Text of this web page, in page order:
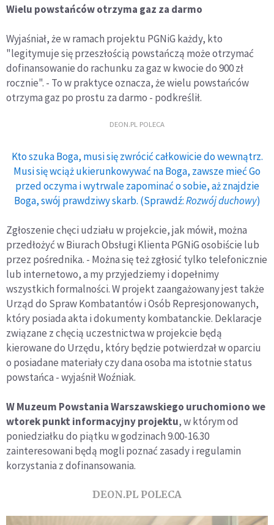
Wielu powstańców otrzyma gaz za darmo
Wyjaśniał, że w ramach projektu PGNiG każdy, kto
"legitymuje się przeszłością powstańczą może otrzymać
dofinansowanie do rachunku za gaz w kwocie do 900 zł
rocznie". - To w praktyce oznacza, że wielu powstańców
otrzyma gaz po prostu za darmo - podkreślił.
DEON.PL POLECA
Kto szuka Boga, musi się zwrócić całkowicie do wewnątrz.
Musi się wciąż ukierunkowywać na Boga, zawsze mieć Go
przed oczyma i wytrwale zapominać o sobie, aż znajdzie
Boga, swój prawdziwy skarb. (Sprawdź:Rozwój duchowy)
Zgłoszenie chęci udziału w projekcie, jak mówił, można
przedłożyć w Biurach Obsługi Klienta PGNiG osobiście lub
przez pośrednika. - Można się też zgłosić tylko telefonicznie
lub internetowo, a my przyjedziemy i dopełnimy
wszystkich formalności. W projekt zaangażowany jest także
Urząd do Spraw Kombatantów i Osób Represjonowanych,
który posiada akta i dokumenty kombatanckie. Deklaracje
związane z chęcią uczestnictwa w projekcie będą
kierowane do Urzędu, który będzie potwierdzał w oparciu
o posiadane materiały czy dana osoba ma istotnie status
powstańca - wyjaśnił Woźniak.
W Muzeum Powstania Warszawskiego uruchomiono we
wtorek punkt informacyjny projektu, w którym od
poniedziałku do piątku w godzinach 9.00-16.30
zainteresowani będą mogli poznać zasady i regulamin
korzystania z dofinansowania.
DEON.PL POLECA